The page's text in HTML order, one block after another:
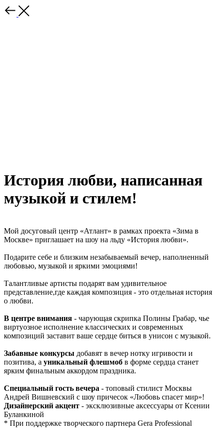
История любви, написанная
музыкой и стилем!
Мой досуговый центр «Атлант» в рамках проекта «Зима в
Москве» приглашает на шоу на льду «История любви».
Подарите себе и близким незабываемый вечер, наполненный
любовью, музыкой и яркими эмоциями!
Талантливые артисты подарят вам удивительное
представление,где каждая композиция - это отдельная история
о любви.
В центре внимания - чарующая скрипка Полины Грабар, чье
виртуозное исполнение классических и современных
композиций заставит ваше сердце биться в унисон с музыкой.
Забавные конкурсы добавят в вечер нотку игривости и
позитива, а уникальный флешмоб в форме сердца станет
ярким финальным аккордом праздника.
Специальный гость вечера - топовый стилист Москвы
Андрей Вишневский с шоу причесок «Любовь спасет мир»!
Дизайнерский акцент - эксклюзивные аксессуары от Ксении
Буланкиной
* При поддержке творческого партнера Gera Professional